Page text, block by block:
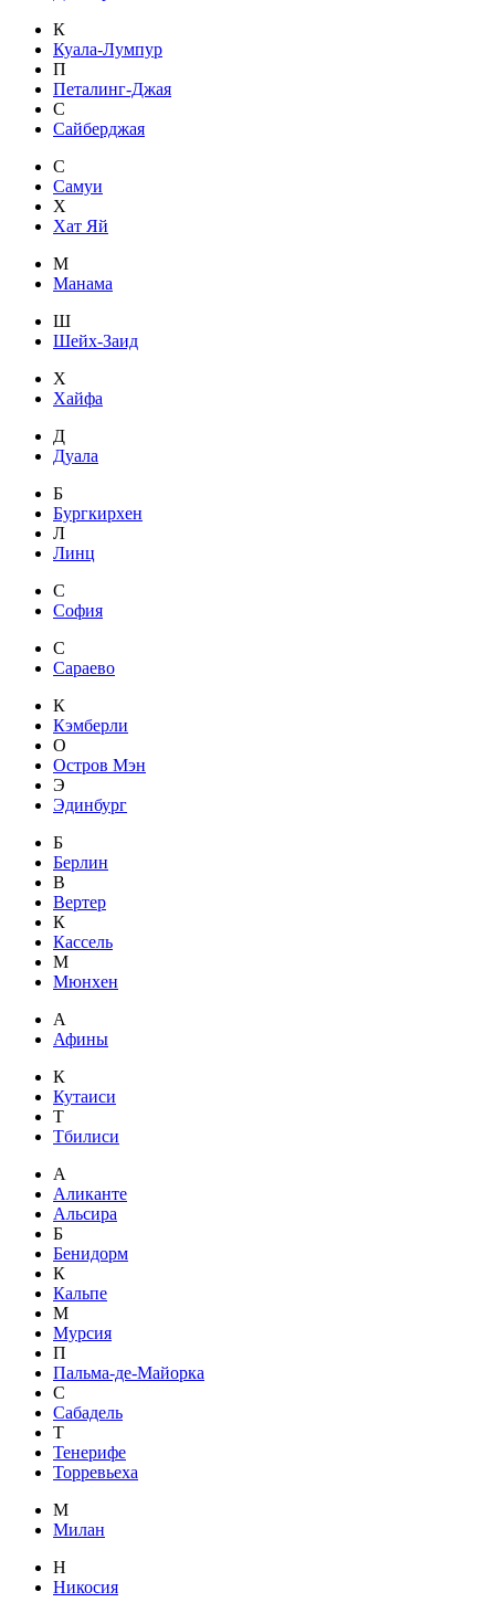
К
Куала-Лумпур
П
Петалинг-Джая
С
Сайберджая
С
Самуи
Х
Хат Яй
М
Манама
Ш
Шейх-Заид
Х
Хайфа
Д
Дуала
Б
Бургкирхен
Л
Линц
С
София
С
Сараево
К
Кэмберли
О
Остров Мэн
Э
Эдинбург
Б
Берлин
В
Вертер
К
Кассель
М
Мюнхен
А
Афины
К
Кутаиси
Т
Тбилиси
А
Аликанте
Альсира
Б
Бенидорм
К
Кальпе
М
Мурсия
П
Пальма-де-Майорка
С
Сабадель
Т
Тенерифе
Торревьеха
М
Милан
Н
Никосия